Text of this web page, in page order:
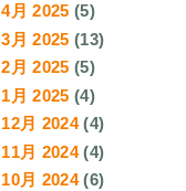
4月 2025 (5)
3月 2025 (13)
2月 2025 (5)
1月 2025 (4)
12月 2024(4)
11月 2024(4)
10月 2024(6)